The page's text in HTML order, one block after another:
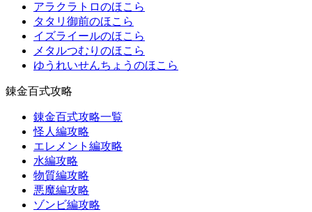
アラクラトロのほこら
タタリ御前のほこら
イズライールのほこら
メタルつむりのほこら
ゆうれいせんちょうのほこら
錬金百式攻略
錬金百式攻略一覧
怪人編攻略
エレメント編攻略
水編攻略
物質編攻略
悪魔編攻略
ゾンビ編攻略